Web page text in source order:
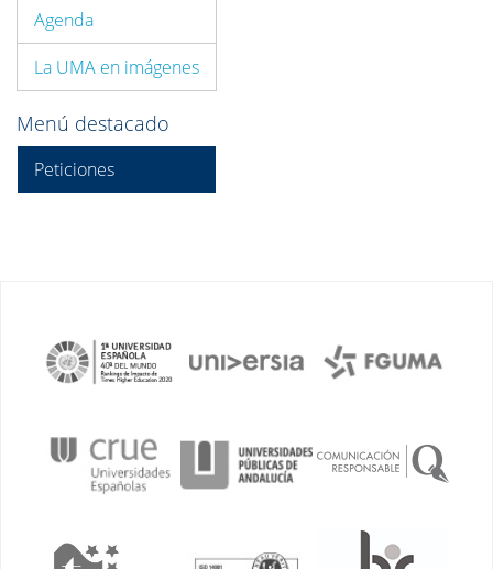
Agenda
La UMA en imágenes
Menú destacado
Peticiones